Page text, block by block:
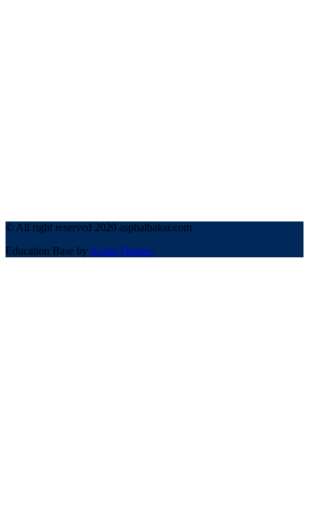
© All right reserved 2020 asphalbakar.com
Education Base by Acme Themes